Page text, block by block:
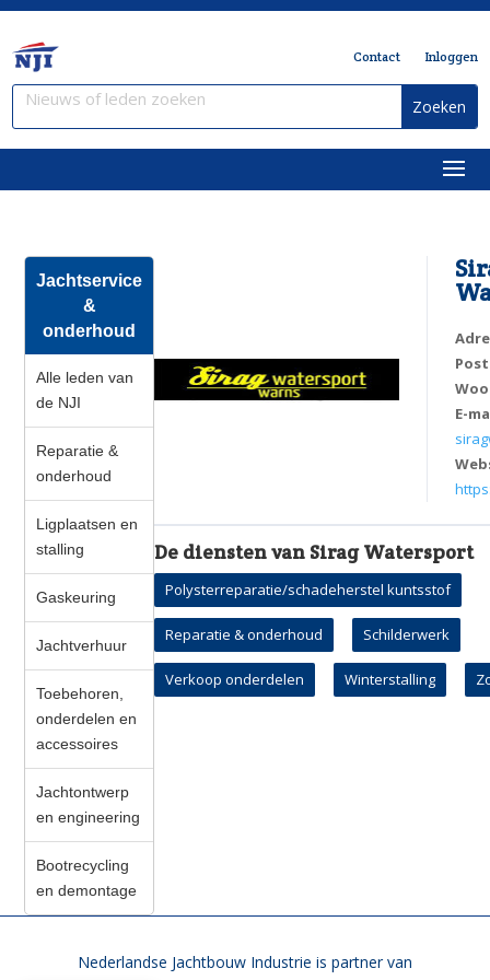
Contact Inloggen
Jachtservice
&
onderhoud
Alle leden van
de NJI
Reparatie &
onderhoud
Ligplaatsen en
stalling
Gaskeuring
Jachtverhuur
Toebehoren,
onderdelen en
accessoires
Jachtontwerp
en engineering
Bootrecycling
en demontage
E-
De diensten van Sirag Watersport
Polysterreparatie/schadeherstel kuntsstof
Reparatie & onderhoud Schilderwerk
Verkoop onderdelen Winterstalling
Nederlandse Jachtbouw Industrie is partner van